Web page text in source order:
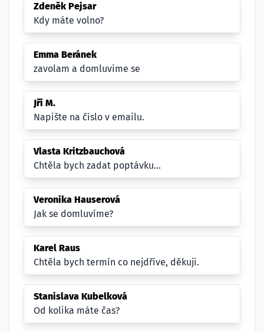
Zdeněk Pejsar
Kdy máte volno?
Emma Beránek
zavolam a domluvime se
Jří M.
Napište na číslo v emailu.
Vlasta Kritzbauchová
Chtěla bych zadat poptávku...
Veronika Hauserová
Jak se domluvíme?
Karel Raus
Chtěla bych termín co nejdříve, děkuji.
Stanislava Kubelková
Od kolika máte čas?